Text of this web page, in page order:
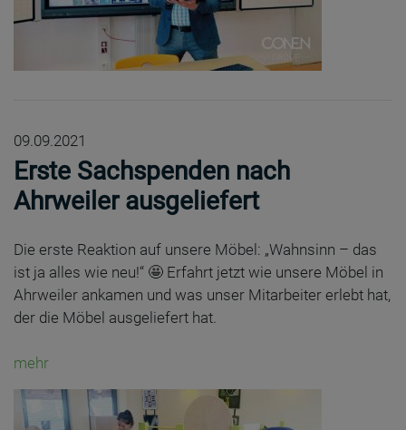
09.09.2021
Erste Sachspenden nach
Ahrweiler ausgeliefert
Die erste Reaktion auf unsere Möbel: „Wahnsinn – das
ist ja alles wie neu!“ 🤩 Erfahrt jetzt wie unsere Möbel in
Ahrweiler ankamen und was unser Mitarbeiter erlebt hat,
der die Möbel ausgeliefert hat.
mehr